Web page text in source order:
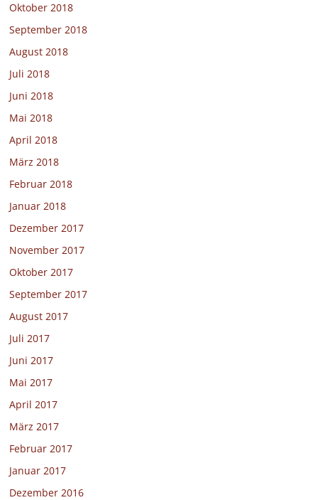
Oktober 2018
September 2018
August 2018
Juli 2018
Juni 2018
Mai 2018
April 2018
März 2018
Februar 2018
Januar 2018
Dezember 2017
November 2017
Oktober 2017
September 2017
August 2017
Juli 2017
Juni 2017
Mai 2017
April 2017
März 2017
Februar 2017
Januar 2017
Dezember 2016